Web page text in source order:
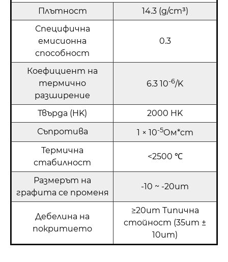
Плътност
14.3 (g/cm³)
Специфична
емисионна
способност
0.3
Коефициент на
термично
разширение
6.3 10-6/K
Твърда (HK)
2000 HK
Съпротива
1 × 10-5Ом*cm
Термична
стабилност
<2500 ℃
Размерът на
графита се променя
-10 ~ -20um
Дебелина на
покритието
≥20um Типична
стойност (35um ±
10um)